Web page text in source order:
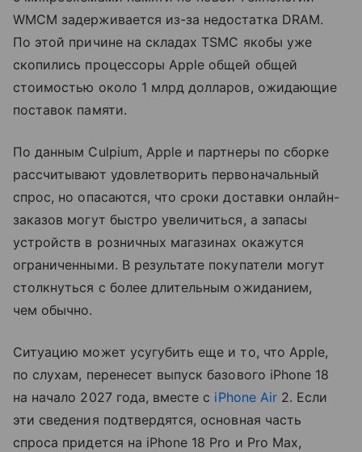
WMCM задерживается из-за недостатка DRAM.
По этой причине на складах TSMC якобы уже
скопились процессоры Apple общей общей
стоимостью около 1 млрд долларов, ожидающие
поставок памяти.
По данным Culpium, Apple и партнеры по сборке
рассчитывают удовлетворить первоначальный
спрос, но опасаются, что сроки доставки онлайн-
заказов могут быстро увеличиться, а запасы
устройств в розничных магазинах окажутся
ограниченными. В результате покупатели могут
столкнуться с более длительным ожиданием,
чем обычно.
Ситуацию может усугубить еще и то, что Apple,
по слухам, перенесет выпуск базового iPhone 18
на начало 2027 года, вместе с iPhone Air2. Если
эти сведения подтвердятся, основная часть
спроса придется на iPhone 18 Pro и Pro Max,